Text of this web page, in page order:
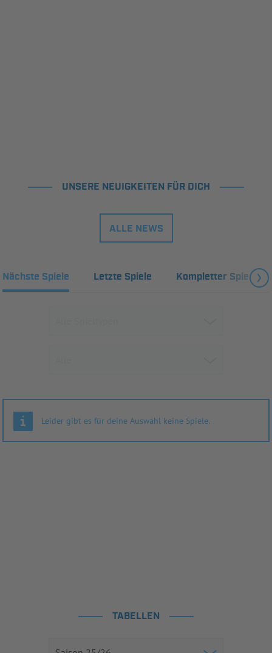
UNSERE NEUIGKEITEN FÜR DICH
ALLE NEWS
Nächste Spiele Letzte Spiele Kompletter Spielplan
Leider gibt es für deine Auswahl keine Spiele.
TABELLEN